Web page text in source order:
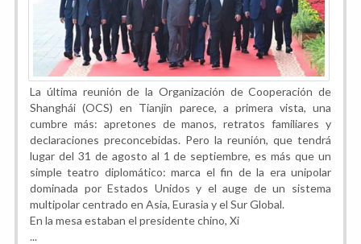
La última reunión de la Organización de Cooperación de
Shanghái (OCS) en Tianjin parece, a primera vista, una
cumbre más: apretones de manos, retratos familiares y
declaraciones preconcebidas. Pero la reunión, que tendrá
lugar del 31 de agosto al 1 de septiembre, es más que un
simple teatro diplomático: marca el fin de la era unipolar
dominada por Estados Unidos y el auge de un sistema
multipolar centrado en Asia, Eurasia y el Sur Global.
En la mesa estaban el presidente chino, Xi
...